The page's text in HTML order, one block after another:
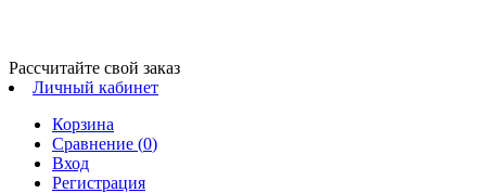
Рассчитайте свой заказ
Личный кабинет
Корзина
Сравнение (0)
Вход
Регистрация